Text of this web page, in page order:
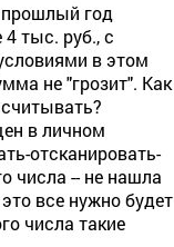
год
4 тыс. руб., с
в этом
не "грозит". Как
в личном
отсканировать-
числа -- не нашла
все нужно будет
числа такие